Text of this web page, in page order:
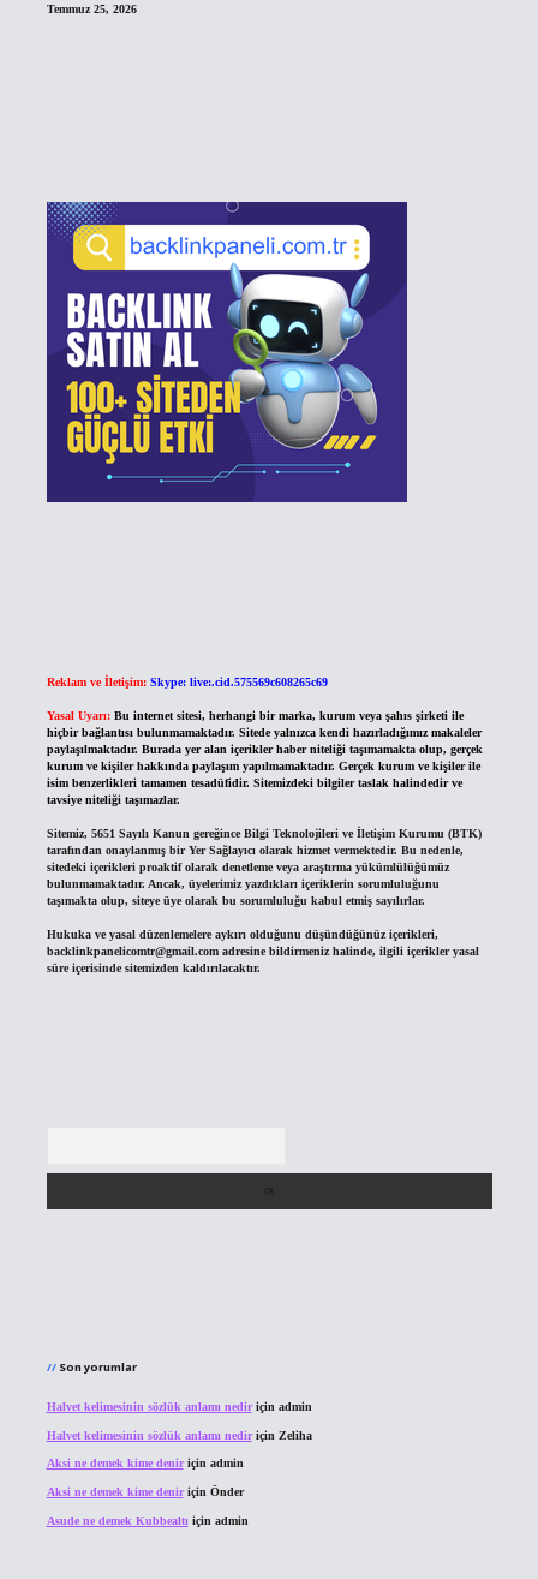
Temmuz 25, 2026
Reklam ve İletişim: Skype: live:.cid.575569c608265c69
Yasal Uyarı: Bu internet sitesi, herhangi bir marka, kurum veya şahıs şirketi ile
hiçbir bağlantısı bulunmamaktadır. Sitede yalnızca kendi hazırladığımız makaleler
paylaşılmaktadır. Burada yer alan içerikler haber niteliği taşımamakta olup, gerçek
kurum ve kişiler hakkında paylaşım yapılmamaktadır. Gerçek kurum ve kişiler ile
isim benzerlikleri tamamen tesadüfidir. Sitemizdeki bilgiler taslak halindedir ve
tavsiye niteliği taşımazlar.
Sitemiz, 5651 Sayılı Kanun gereğince Bilgi Teknolojileri ve İletişim Kurumu (BTK)
tarafından onaylanmış bir Yer Sağlayıcı olarak hizmet vermektedir. Bu nedenle,
sitedeki içerikleri proaktif olarak denetleme veya araştırma yükümlülüğümüz
bulunmamaktadır. Ancak, üyelerimiz yazdıkları içeriklerin sorumluluğunu
taşımakta olup, siteye üye olarak bu sorumluluğu kabul etmiş sayılırlar.
Hukuka ve yasal düzenlemelere aykırı olduğunu düşündüğünüz içerikleri,
backlinkpanelicomtr@gmail.comadresine bildirmeniz halinde, ilgili içerikler yasal
süre içerisinde sitemizden kaldırılacaktır.
Son yorumlar
Halvet kelimesinin sözlük anlamı nediriçin admin
Halvet kelimesinin sözlük anlamı nediriçin Zeliha
Aksi ne demek kime deniriçin admin
Aksi ne demek kime deniriçin Önder
Asude ne demek Kubbealtı için admin